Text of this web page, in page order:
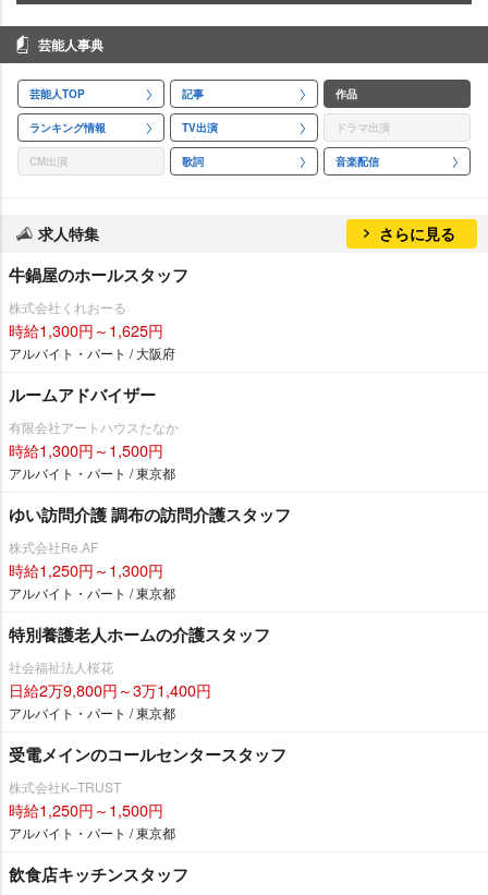
芸能人事典
芸能人TOP 記事 作品
ランキング情報 TV出演 ドラマ出演
CM出演 歌詞 音楽配信
求人特集 さらに見る
牛鍋屋のホールスタッフ
株式会社くれおーる
時給1,300円～1,625円
アルバイト・パート / 大阪府
ルームアドバイザー
有限会社アートハウスたなか
時給1,300円～1,500円
アルバイト・パート / 東京都
ゆい訪問介護 調布の訪問介護スタッフ
株式会社Re.AF
時給1,250円～1,300円
アルバイト・パート / 東京都
特別養護老人ホームの介護スタッフ
社会福祉法人桜花
日給2万9,800円～3万1,400円
アルバイト・パート / 東京都
受電メインのコールセンタースタッフ
株式会社K–TRUST
時給1,250円～1,500円
アルバイト・パート / 東京都
飲食店キッチンスタッフ